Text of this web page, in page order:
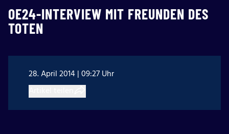
OE24-INTERVIEW MIT FREUNDEN DES
TOTEN
28. April 2014 | 09:27 Uhr